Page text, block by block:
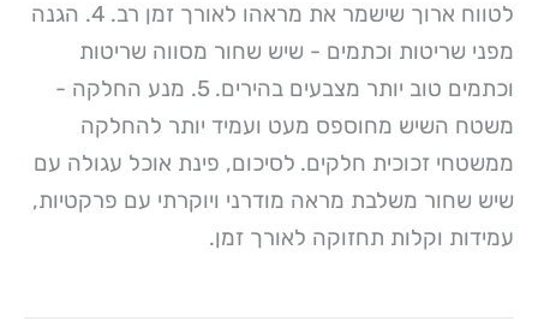
לטווח ארוך שישמר את מראהו לאורך זמן רב.
4. הגנה
מפני שריטות וכתמים - שיש שחור מסווה שריטות
וכתמים טוב יותר מצבעים בהירים.
5. מנע החלקה -
משטח השיש מחוספס מעט ועמיד יותר להחלקה
ממשטחי זכוכית חלקים. לסיכום, פינת אוכל עגולה עם
שיש שחור משלבת מראה מודרני ויוקרתי עם פרקטיות,
עמידות וקלות תחזוקה לאורך זמן.